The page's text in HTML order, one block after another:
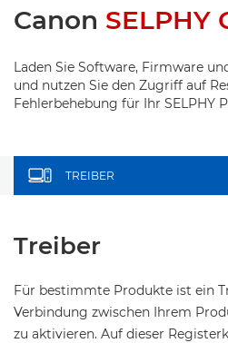
Canon SELPHY
Laden Sie Software, Firmware
und nutzen Sie den Zugriff auf
Fehlerbehebung für Ihr SELPHY
TREIBER
Treiber
Für bestimmte Produkte ist ein
Verbindung zwischen Ihrem
zu aktivieren. Auf dieser